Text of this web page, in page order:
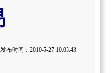
时间：2010-5-27 10:05:43